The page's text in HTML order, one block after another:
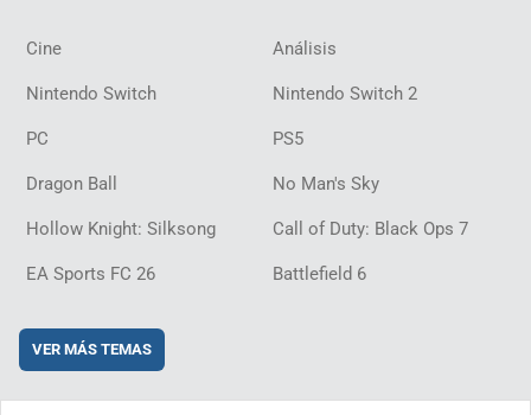
Cine Análisis
Nintendo Switch Nintendo Switch 2
PC PS5
Dragon Ball No Man's Sky
Hollow Knight: Silksong Call of Duty: Black Ops 7
EA Sports FC 26 Battlefield 6
VER MÁS TEMAS